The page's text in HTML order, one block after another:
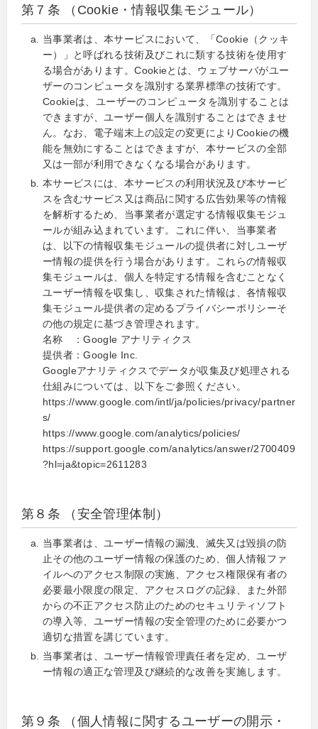
第７条 （Cookie・情報収集モジュール）
当事業者は、本サービスにおいて、「Cookie（クッキ
ー）」と呼ばれる技術及びこれに類する技術を使用す
る場合があります。Cookieとは、ウェブサーバがユー
ザーのコンピュータを識別する業界標準の技術です。
Cookieは、ユーザーのコンピュータを識別することは
できますが、ユーザー個人を識別することはできませ
ん。なお、電子端末上の設定の変更によりCookieの機
能を無効にすることはできますが、本サービスの全部
又は一部が利用できなくなる場合があります。
本サービスには、本サービスの利用状況及び本サービ
スを含むサービス又は商品に関する広告効果等の情報
を解析するため、当事業者が選定する情報収集モジュ
ールが組み込まれています。これに伴い、当事業者
は、以下の情報収集モジュールの提供者に対しユーザ
ー情報の提供を行う場合があります。これらの情報収
集モジュールは、個人を特定する情報を含むことなく
ユーザー情報を収集し、収集された情報は、各情報収
集モジュール提供者の定めるプライバシーポリシーそ
の他の規定に基づき管理されます。
名称 ：Google アナリティクス
提供者：Google Inc.
Googleアナリティクスでデータが収集及び処理される
仕組みについては、以下をご参照ください。
https://www.google.com/intl/ja/policies/privacy/partner
s/
https://www.google.com/analytics/policies/
https://support.google.com/analytics/answer/2700409
?hl=ja&topic=2611283
第８条 （安全管理体制）
当事業者は、ユーザー情報の漏洩、滅失又は毀損の防
止その他のユーザー情報の保護のため、個人情報ファ
イルへのアクセス制限の実施、アクセス権限保有者の
必要最小限度の限定、アクセスログの記録、また外部
からの不正アクセス防止のためのセキュリティソフト
の導入等、ユーザー情報の安全管理のために必要かつ
適切な措置を講じています。
当事業者は、ユーザー情報管理責任者を定め、ユーザ
ー情報の適正な管理及び継続的な改善を実施します。
第９条 （個人情報に関するユーザーの開示・